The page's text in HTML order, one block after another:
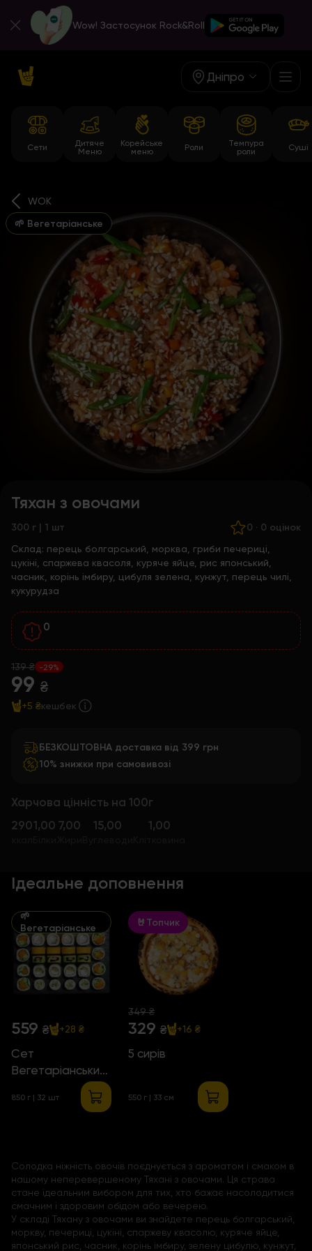
Wow! Застосунок Rock&Roll
Дніпро
Сети
Дитяче
Меню
Корейське
меню
Роли
Темпура
роли
Суші
WOK
🌱 Вегетаріанське
Тяхан з овочами
300 г | 1 шт 0 · 0 оцінок
Склад: перець болгарський, морква, гриби печериці,
цукіні, спаржева квасоля, куряче яйце, рис японський,
часник, корінь імбиру, цибуля зелена, кунжут, перець чилі,
кукурудза
0
139 ₴ -29%
99 ₴
+5 ₴кешбек
БЕЗКОШТОВНА доставка від 399 грн
10% знижки при самовивозі
Харчова цінність на 100г
2901,00 7,00 15,00 1,00
Ідеальне доповнення
🌱
Вегетаріанське
559 ₴ +28 ₴
Сет
Вегетаріанський
850 г | 32 шт
🤘Топчик
349 ₴
329 ₴ +16 ₴
5 сирів
550 г | 33 см
Солодка ніжність овочів поєднується з ароматом і смаком в
нашому неперевершеному Тяхані з овочами. Ця страва
стане ідеальним вибором для тих, хто бажає насолодитися
смачним і здоровим обідом або вечерею.
У складі Тяхану з овочами ви знайдете перець болгарський,
моркву, печериці, цукіні, спаржеву квасолю, куряче яйце,
японський рис, часник, корінь імбиру, зелену цибулю, кунжут,